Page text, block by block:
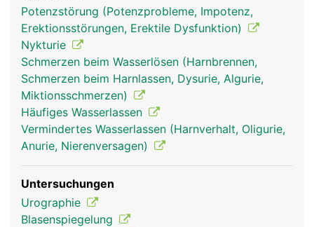
Potenzstörung (Potenzprobleme, Impotenz,
Erektionsstörungen, Erektile Dysfunktion)
Nykturie
Schmerzen beim Wasserlösen (Harnbrennen,
Schmerzen beim Harnlassen, Dysurie, Algurie,
Miktionsschmerzen)
Häufiges Wasserlassen
Vermindertes Wasserlassen (Harnverhalt, Oligurie,
Anurie, Nierenversagen)
Untersuchungen
Urographie
Blasenspiegelung